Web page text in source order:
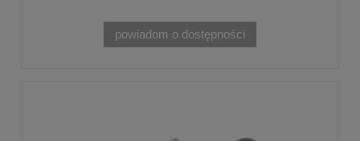
powiadom o dostępności